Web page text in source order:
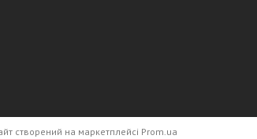
створений на маркетплейсі Prom.ua